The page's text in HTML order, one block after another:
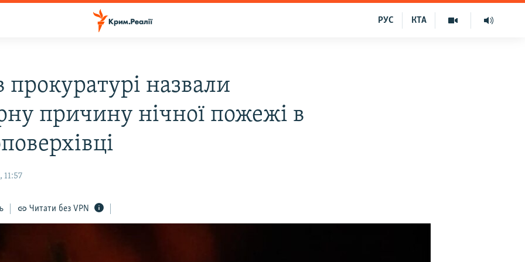
КТА
РУС
прокуратурі назвали
причину нічної пожежі в
11:57
Читати без VPN